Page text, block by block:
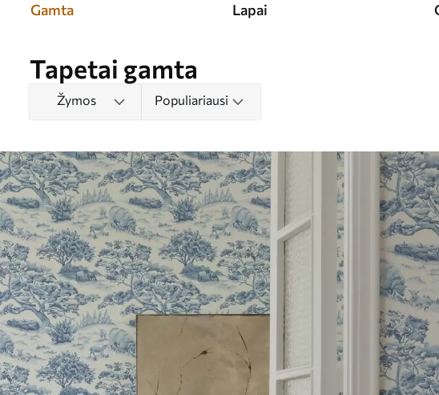
Gamta Lapai
Tapetai gamta
Žymos Populiariausi